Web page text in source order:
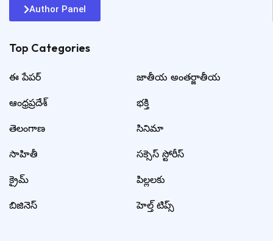
Author Panel
Top Categories​
ఈ పేపర్
ఆంధ్రప్రదేశ్
తెలంగాణ
సాహితీ
క్రైమ్
బిజినెస్
జాతీయ అంతర్జాతీయ
భక్తి
సినిమా
సక్సెస్ స్టోరీస్
పిల్లలకు
హెల్త్ టిప్స్